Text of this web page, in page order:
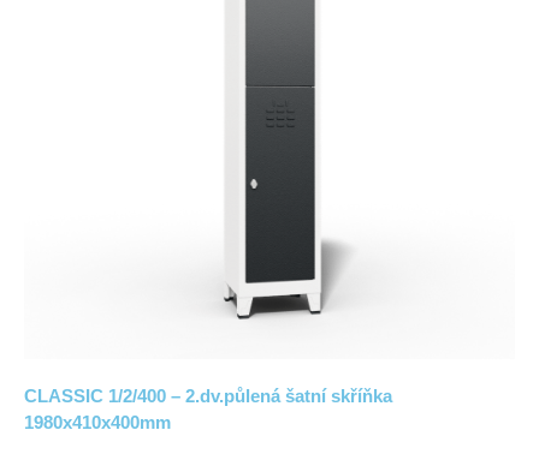
CLASSIC 1/2/400 – 2.dv.půlená šatní skříňka
1980x410x400mm